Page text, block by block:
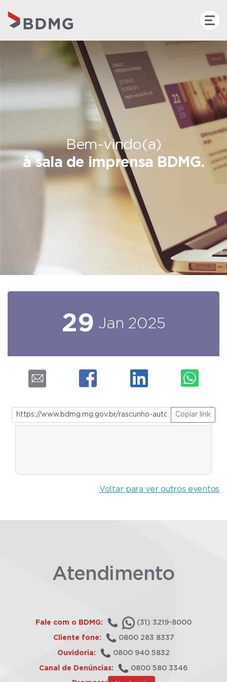
Bem-vindo(a)
à sala de imprensa BDMG.
29 Jan 2025
Copiar link
Voltar para ver outros eventos
Atendimento
Fale com o BDMG: (31) 3219-8000
Cliente fone: 0800 283 8337
Ouvidoria: 0800 940 5832
Canal de Denúncias: 0800 580 3346